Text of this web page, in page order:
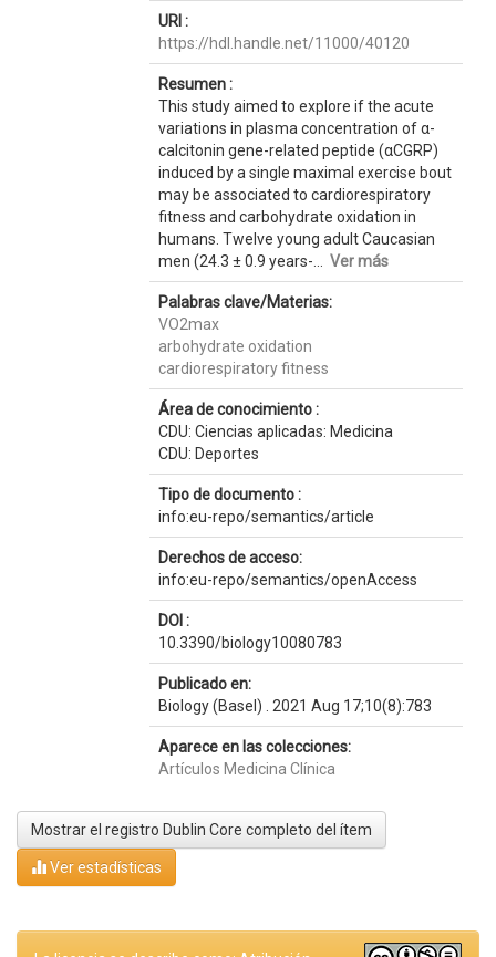
URI :
https://hdl.handle.net/11000/40120
Resumen :
This study aimed to explore if the acute
variations in plasma concentration of α-
calcitonin gene-related peptide (αCGRP)
induced by a single maximal exercise bout
may be associated to cardiorespiratory
fitness and carbohydrate oxidation in
humans. Twelve young adult Caucasian
men (24.3 ± 0.9 years-... Ver más
Palabras clave/Materias:
VO2max
arbohydrate oxidation
cardiorespiratory fitness
Área de conocimiento :
CDU: Ciencias aplicadas: Medicina
CDU: Deportes
Tipo de documento :
info:eu-repo/semantics/article
Derechos de acceso:
info:eu-repo/semantics/openAccess
DOI :
10.3390/biology10080783
Publicado en:
Biology (Basel) . 2021 Aug 17;10(8):783
Aparece en las colecciones:
Artículos Medicina Clínica
Mostrar el registro Dublin Core completo del ítem
Ver estadísticas